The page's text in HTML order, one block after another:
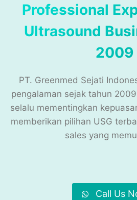
Professional
Ultrasound
2009
PT. Greenmed Sejati
pengalaman sejak tahun
selalu mementingkan
memberikan pilihan USG
sales yang
Call Us